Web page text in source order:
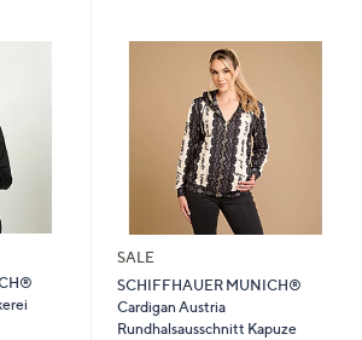
SALE
SCHIFFHAUER MUNICH®
Cardigan Austria
Rundhalsausschnitt Kapuze